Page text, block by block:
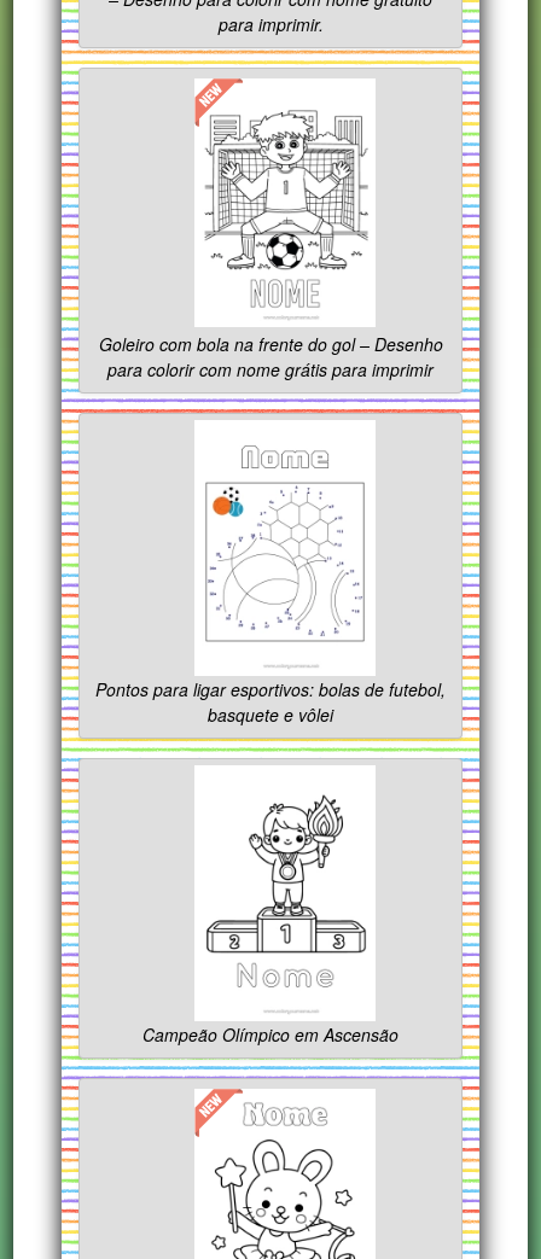
para imprimir.
Goleiro com bola na frente do gol – Desenho
para colorir com nome grátis para imprimir
Pontos para ligar esportivos: bolas de futebol,
basquete e vôlei
Campeão Olímpico em Ascensão